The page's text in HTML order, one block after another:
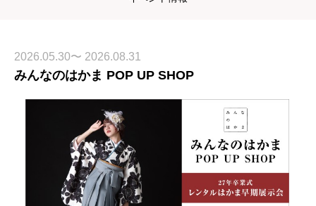
2026.05.30〜 2026.08.31
みんなのはかま POP UP SHOP